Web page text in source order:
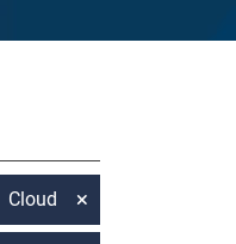
Cloud